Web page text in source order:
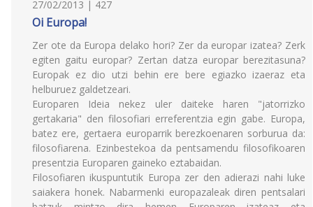
27/02/2013 | 427
Oi Europa!
Zer ote da Europa delako hori? Zer da europar izatea? Zerk
egiten gaitu europar? Zertan datza europar berezitasuna?
Europak ez dio utzi behin ere bere egiazko izaeraz eta
helburuez galdetzeari.
Europaren Ideia nekez uler daiteke haren "jatorrizko
gertakaria" den filosofiari erreferentzia egin gabe. Europa,
batez ere, gertaera europarrik berezkoenaren sorburua da:
filosofiarena. Ezinbestekoa da pentsamendu filosofikoaren
presentzia Europaren gaineko eztabaidan.
Filosofiaren ikuspuntutik Europa zer den adierazi nahi luke
saiakera honek. Nabarmenki europazaleak diren pentsalari